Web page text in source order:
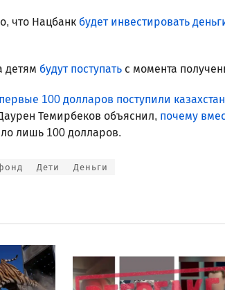
что Нацбанк будет инвестировать
детям будут поступать с момента
первые 100 долларов поступили
Темирбеков объяснил, почему
лишь 100 долларов.
Дети Деньги